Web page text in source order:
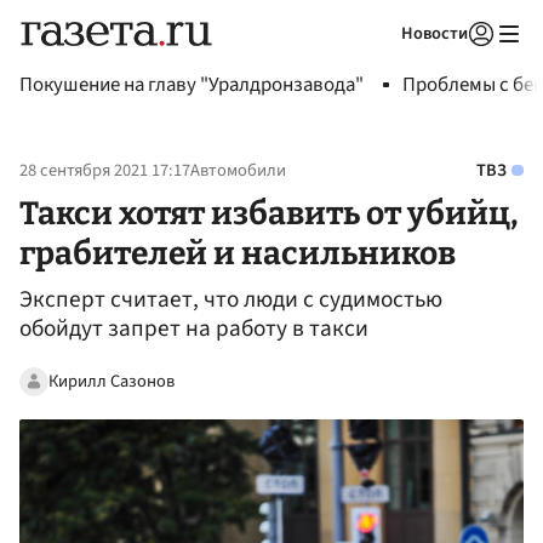
Новости
Покушение на главу "Уралдронзавода" Проблемы с
28 сентября 2021 17:17Автомобили ТВЗ
Такси хотят избавить от убийц,
грабителей и насильников
Эксперт считает, что люди с судимостью
обойдут запрет на работу в такси
Кирилл Сазонов